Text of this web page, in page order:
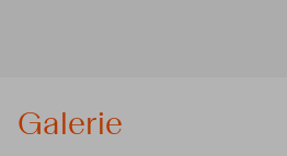
Galerie